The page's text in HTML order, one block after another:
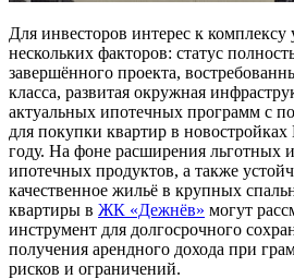
Для инвесторов интерес к комплексу
нескольких факторов: статус
завершённого проекта,
класса, развитая окружная
актуальных ипотечных программ с
для покупки квартир в
году. На фоне расширения льготных
ипотечных продуктов, а также
качественное жильё в крупных
квартиры в ЖК «Дежнёв» могут
инструмент для долгосрочного
получения арендного дохода при
рисков и ограничений.